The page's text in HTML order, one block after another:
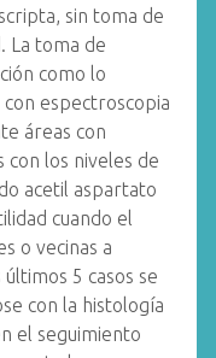
sin toma de
La toma de
como lo
espectroscopia
áreas con
con los niveles de
acetil aspartato
cuando el
o vecinas a
5 casos se
con la histología
el seguimiento